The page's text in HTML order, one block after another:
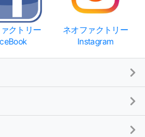
クトリー
ネオファクトリー
Instagram